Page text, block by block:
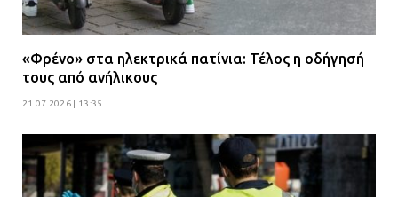
«Φρένο» στα ηλεκτρικά πατίνια: Τέλος η οδήγησή
τους από ανήλικους
21.07.2026 | 13:35